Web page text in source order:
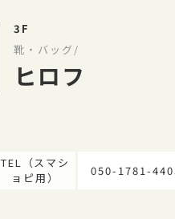
3F
靴・バッグ/
ヒロフ
TEL（スマシ
ョピ用）
050-1781-